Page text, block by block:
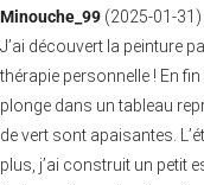
Minouche_99 (2025-01-31 )
J’ai découvert la peinture
thérapie personnelle ! En
plonge dans un tableau
de vert sont apaisantes.
plus, j’ai construit un petit